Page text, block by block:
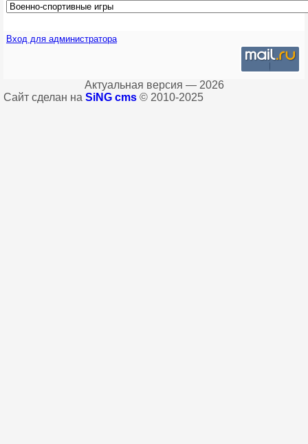
Вход для администратора
Актуальная версия — 2026
Сайт сделан на SiNG cms © 2010-2025